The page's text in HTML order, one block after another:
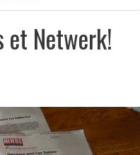
et Netwerk!